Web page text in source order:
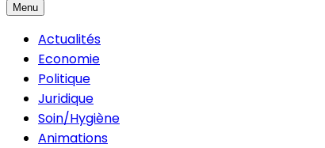
Menu
Actualités
Economie
Politique
Juridique
Soin/Hygiène
Animations